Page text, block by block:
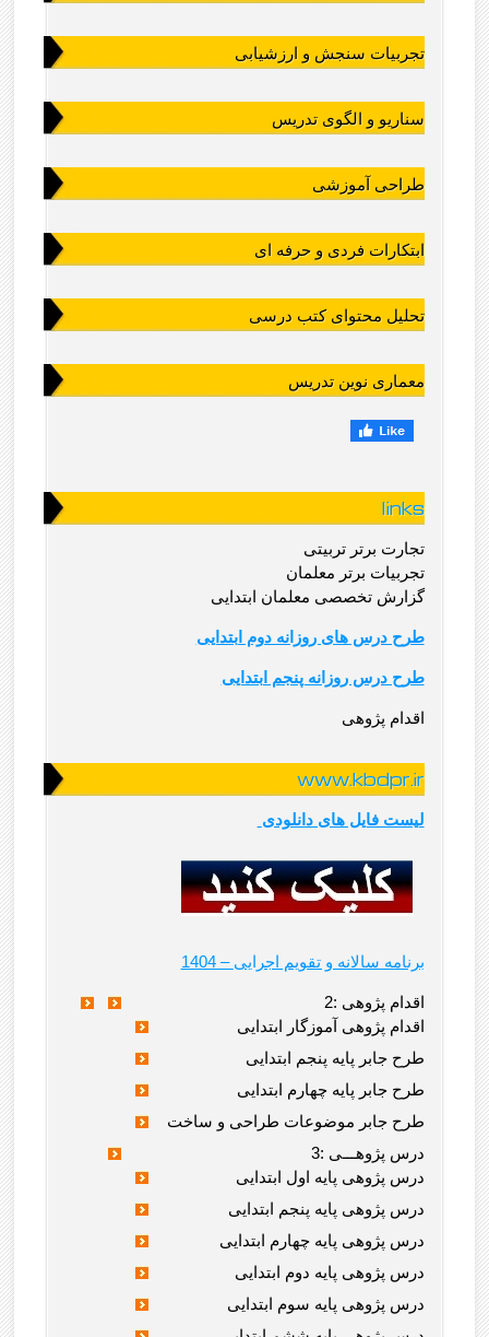
تجربیات سنجش و ارزشیابی
سناریو و الگوی تدریس
طراحی آموزشی
ابتکارات فردی و حرفه ای
تحلیل محتوای کتب درسی
معماری نوین تدریس
links
تجارت برتر تربیتی
تجربیات برتر معلمان
گزارش تخصصی معلمان ابتدایی
طرح درس های روزانه دوم ابتدایی
طرح درس روزانه پنجم ابتدایی
اقدام پژوهی
www.kbdpr.ir
لیست فایل های دانلودی
1404 – برنامه سالانه و تقویم اجرایی
2: اقدام پژوهی
اقدام پژوهی آموزگار ابتدایی
طرح جابر پایه پنجم ابتدایی
طرح جابر پایه چهارم ابتدایی
طرح جابر موضوعات طراحی و ساخت
3: درس پژوهـــی
درس پژوهی پایه اول ابتدایی
درس پژوهی پایه پنجم ابتدایی
درس پژوهی پایه چهارم ابتدایی
درس پژوهی پایه دوم ابتدایی
درس پژوهی پایه سوم ابتدایی